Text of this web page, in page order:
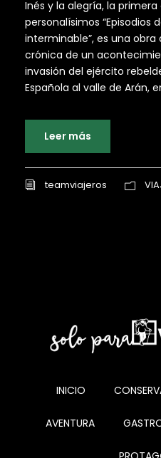
Inés y la alegría, la
personalísimos “Episodios
interminable”, es una
crónica de un
invasión del ejército
Española al valle de Arán,
Leer más
teamviajeros
INICIO
AVENTURA